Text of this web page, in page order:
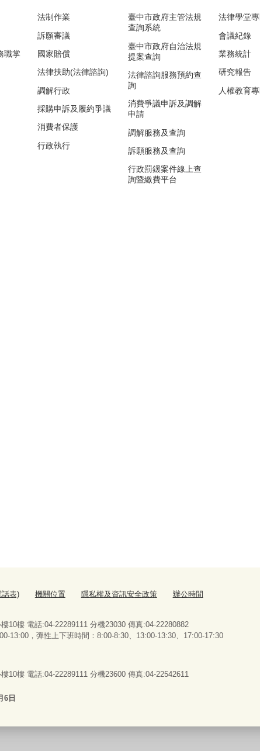
職掌
法制作業
訴願審議
國家賠償
法律扶助(法律諮詢)
調解行政
採購申訴及履約爭議
消費者保護
行政執行
臺中市政府主管法規
查詢系統
臺中市政府自治法規
提案查詢
法律諮詢服務預約查
詢
消費爭議申訴及調解
申請
調解服務及查詢
訴願服務及查詢
行政罰鍰案件線上查
詢暨繳費平台
法律學堂
會議紀錄
業務統計
研究報告
人權教育
表) 機關位置 隱私權及資訊安全政策 辦公時間
10樓 電話:04-22289111 分機23030 傳真:04-22280882
13:00，彈性上下班時間：8:00-8:30、13:00-13:30、17:00-17:30
10樓 電話:04-22289111 分機23600 傳真:04-22542611
6日